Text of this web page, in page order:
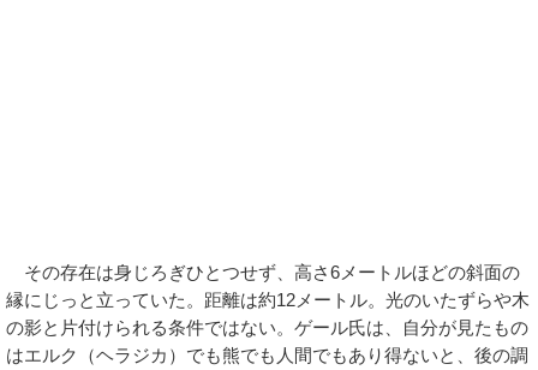
その存在は身じろぎひとつせず、高さ6メートルほどの斜面の
縁にじっと立っていた。距離は約12メートル。光のいたずらや木
の影と片付けられる条件ではない。ゲール氏は、自分が見たもの
はエルク（ヘラジカ）でも熊でも人間でもあり得ないと、後の調